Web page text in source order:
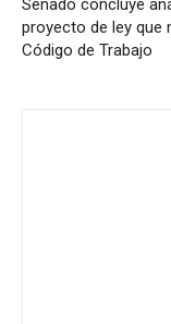
Senado concluye
proyecto de ley que
Código de Trabajo